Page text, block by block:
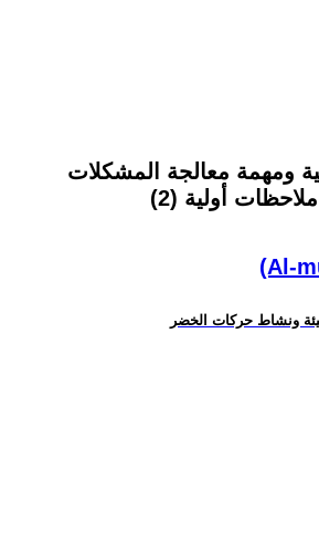
ومهمة معالجة المشكلات
ملاحظات أولية (2)
(Al-
ونشاط حركات الخضر